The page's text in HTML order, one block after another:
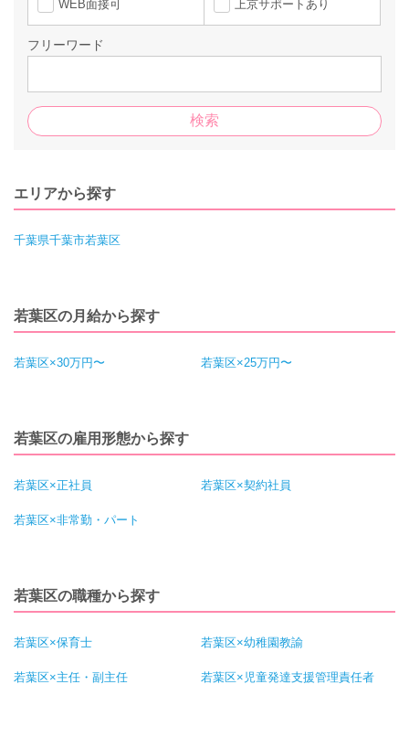
WEB面接可 上京サポートあり
フリーワード
エリアから探す
千葉県千葉市若葉区
若葉区の月給から探す
若葉区×30万円〜 若葉区×25万円〜
若葉区の雇用形態から探す
若葉区×正社員 若葉区×契約社員
若葉区×非常勤・パート
若葉区の職種から探す
若葉区×保育士 若葉区×幼稚園教諭
若葉区×主任・副主任 若葉区×児童発達支援管理責任者